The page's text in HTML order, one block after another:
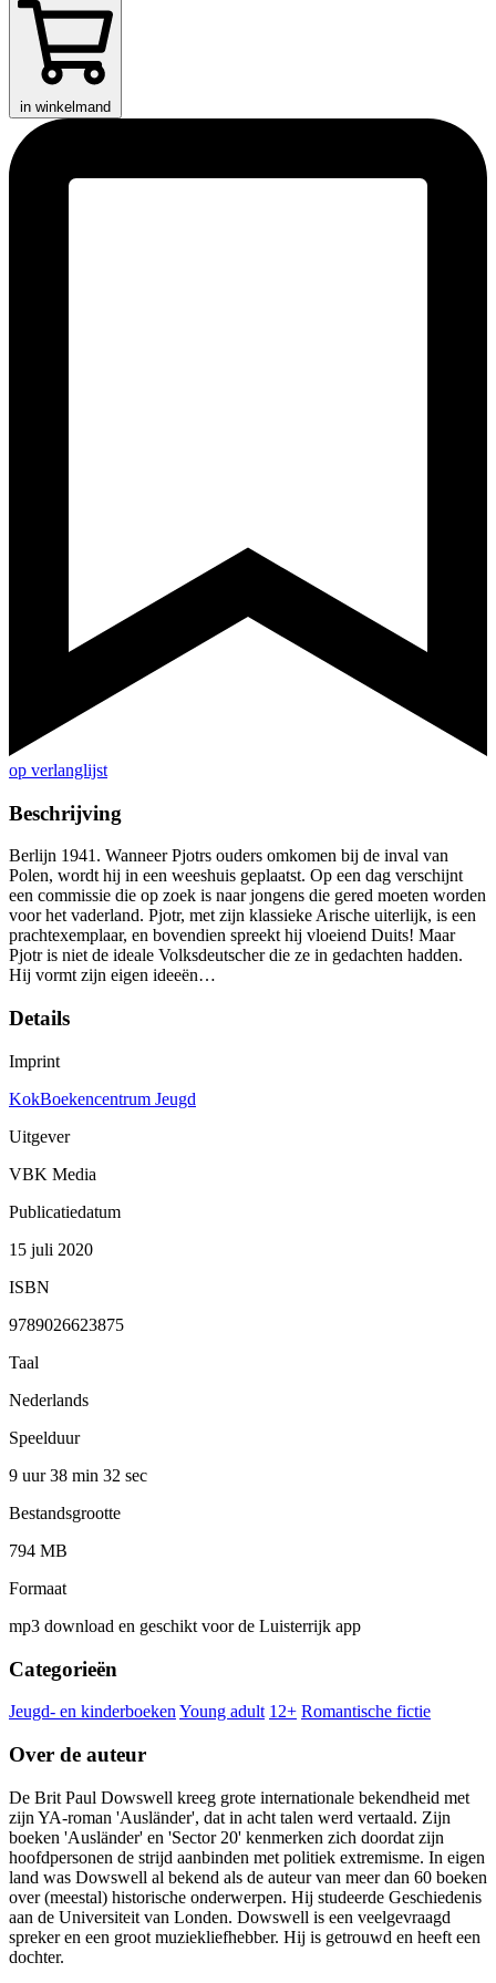
in winkelmand
op verlanglijst
Beschrijving
Berlijn 1941. Wanneer Pjotrs ouders omkomen bij de inval van
Polen, wordt hij in een weeshuis geplaatst. Op een dag verschijnt
een commissie die op zoek is naar jongens die gered moeten worden
voor het vaderland. Pjotr, met zijn klassieke Arische uiterlijk, is een
prachtexemplaar, en bovendien spreekt hij vloeiend Duits! Maar
Pjotr is niet de ideale Volksdeutscher die ze in gedachten hadden.
Hij vormt zijn eigen ideeën…
Details
Imprint
KokBoekencentrum Jeugd
Uitgever
VBK Media
Publicatiedatum
15 juli 2020
ISBN
9789026623875
Taal
Nederlands
Speelduur
9 uur 38 min 32 sec
Bestandsgrootte
794 MB
Formaat
mp3 download en geschikt voor de Luisterrijk app
Categorieën
Jeugd- en kinderboeken Young adult 12+ Romantische fictie
Over de auteur
De Brit Paul Dowswell kreeg grote internationale bekendheid met
zijn YA-roman 'Ausländer', dat in acht talen werd vertaald. Zijn
boeken 'Ausländer' en 'Sector 20' kenmerken zich doordat zijn
hoofdpersonen de strijd aanbinden met politiek extremisme. In eigen
land was Dowswell al bekend als de auteur van meer dan 60 boeken
over (meestal) historische onderwerpen. Hij studeerde Geschiedenis
aan de Universiteit van Londen. Dowswell is een veelgevraagd
spreker en een groot muziekliefhebber. Hij is getrouwd en heeft een
dochter.